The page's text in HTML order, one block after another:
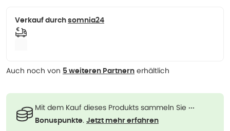
Verkauf durch somnia24
Auch noch von 5 weiteren Partnern erhältlich
Mit dem Kauf dieses Produkts sammeln Sie ···
Bonuspunkte. Jetzt mehr erfahren